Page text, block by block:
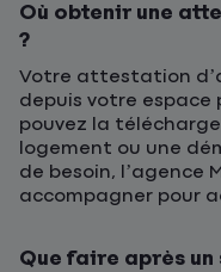
Où obtenir une
?
Votre attestation
depuis votre espace
pouvez la
logement ou une
de besoin, l’agence
accompagner pour
Que faire après